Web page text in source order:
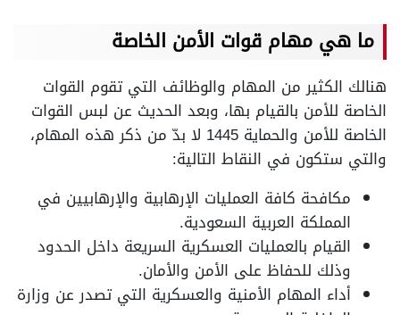
ما هي مهام قوات الأمن الخاصة
هنالك الكثير من المهام والوظائف التي تقوم القوات
الخاصة للأمن بالقيام بها، وبعد الحديث عن لبس القوات
الخاصة للأمن والحماية 1445 لا بدّ من ذكر هذه المهام،
والتي ستكون في النقاط التالية:
مكافحة كافة العمليات الإرهابية والإرهابيين في
المملكة العربية السعودية.
القيام بالعمليات العسكرية السريعة داخل الحدود
وذلك للحفاظ على الأمن والأمان.
أداء المهام الأمنية والعسكرية التي تصدر عن وزارة